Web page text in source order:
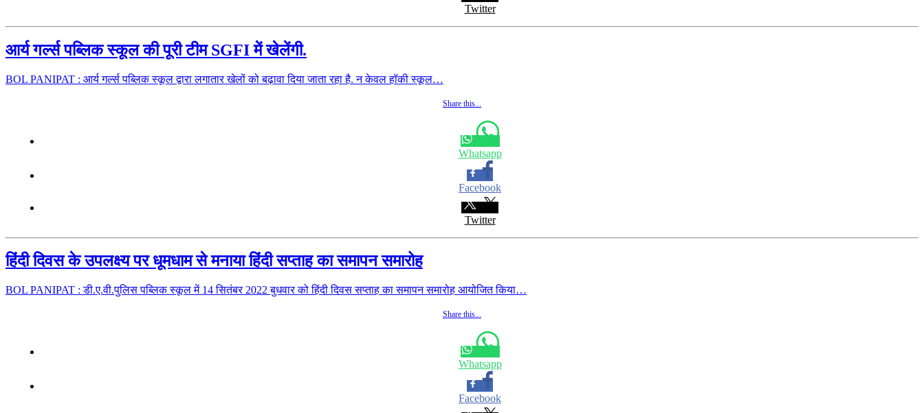
Twitter
आर्य गर्ल्स पब्लिक स्कूल की पूरी टीम SGFI में खेलेंगी.
BOL PANIPAT : आर्य गर्ल्स पब्लिक स्कूल द्वारा लगातार खेलों को बढ़ावा दिया जाता रहा है. न केवल हॉकी स्कूल…
Share this...
Whatsapp
Facebook
Twitter
हिंदी दिवस के उपलक्ष्य पर धूमधाम से मनाया हिंदी सप्ताह का समापन समारोह
BOL PANIPAT : डी.ए.वी.पुलिस पब्लिक स्कूल में 14 सितंबर 2022 बुधवार को हिंदी दिवस सप्ताह का समापन समारोह आयोजित किया…
Share this...
Whatsapp
Facebook